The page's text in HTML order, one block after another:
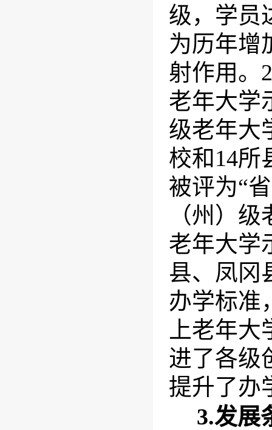
级，学员
为历年增
射作用。
老年大学
级老年大
校和 14所
被评为“
（州）
老年大学
县、凤冈
办学标准
上老年
进了各级
提升了办
3.发展